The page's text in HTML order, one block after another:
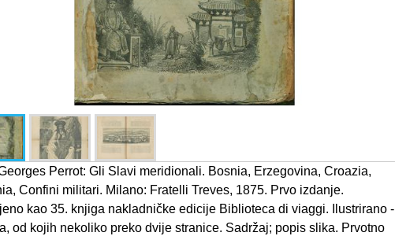
Perrot: Gli Slavi meridionali. Bosnia, Erzegovina, Croazia,
Confini militari. Milano: Fratelli Treves, 1875. Prvo izdanje.
kao 35. knjiga nakladničke edicije Biblioteca di viaggi. Ilustrirano -
od kojih nekoliko preko dvije stranice. Sadržaj; popis slika. Prvotno